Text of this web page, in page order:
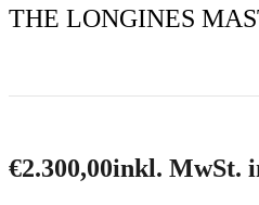
THE LONGINES
€2.300,00inkl. MwSt.